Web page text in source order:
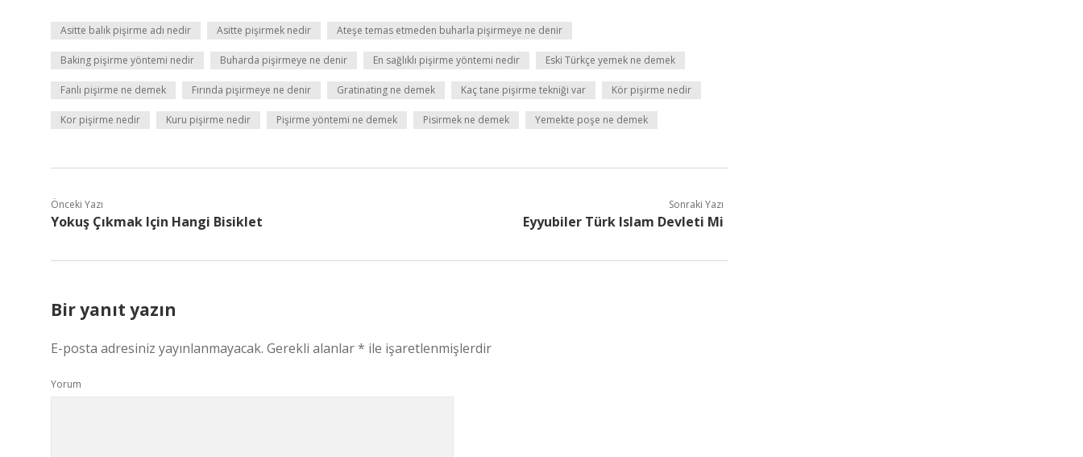
Asitte balık pişirme adı nedir Asitte pişirmek nedir Ateşe temas etmeden buharla pişirmeye ne denir
Baking pişirme yöntemi nedir Buharda pişirmeye ne denir En sağlıklı pişirme yöntemi nedir Eski Türkçe yemek ne demek
Fanlı pişirme ne demek Fırında pişirmeye ne denir Gratinating ne demek Kaç tane pişirme tekniği var Kör pişirme nedir
Kor pişirme nedir Kuru pişirme nedir Pişirme yöntemi ne demek Pisirmek ne demek Yemekte poşe ne demek
Önceki Yazı
Yokuş Çıkmak Için Hangi Bisiklet
Sonraki Yazı
Eyyubiler Türk Islam Devleti Mi
Bir yanıt yazın
E-posta adresiniz yayınlanmayacak. Gerekli alanlar* ile işaretlenmişlerdir
Yorum